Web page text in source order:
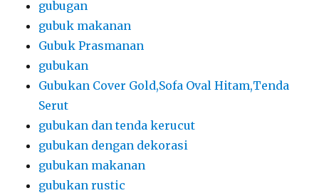
gubugan
gubuk makanan
Gubuk Prasmanan
gubukan
Gubukan Cover Gold,Sofa Oval Hitam,Tenda
Serut
gubukan dan tenda kerucut
gubukan dengan dekorasi
gubukan makanan
gubukan rustic